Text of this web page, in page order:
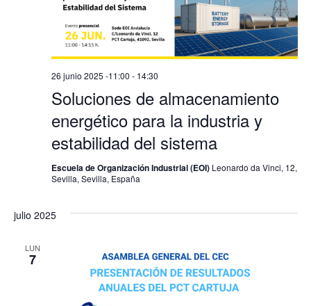
Soluciones de almacenamiento
energético para la industria y
estabilidad del sistema
26 junio 2025 -11:00 - 14:30
Escuela de Organización Industrial (EOI) Leonardo da Vinci, 12,
Sevilla, Sevilla, España
julio 2025
LUN
7